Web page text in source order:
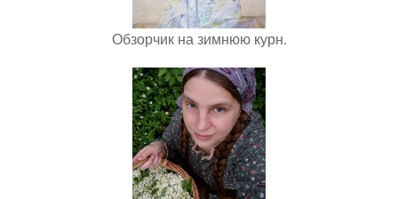
Обзорчик на зимнюю курн.